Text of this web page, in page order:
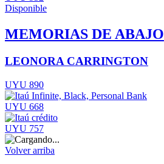
Disponible
MEMORIAS DE ABAJO
LEONORA CARRINGTON
UYU 890
UYU 668
UYU 757
Volver arriba